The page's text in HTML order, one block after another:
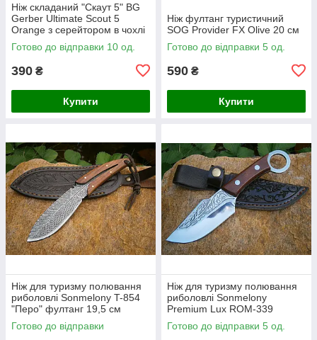
Ніж складаний "Скаут 5" BG
Gerber Ultimate Scout 5
Оrange з серейтором в чохлі
21,5 см
Готово до відправки 10 од.
390 ₴
Купити
Ніж фултанг туристичний
SOG Provider FX Olive 20 см
Готово до відправки 5 од.
590 ₴
Купити
Ніж для туризму полювання
риболовлі Sonmelony T-854
"Перо" фултанг 19,5 см
Готово до відправки
Ніж для туризму полювання
риболовлі Sonmelony
Рremium Lux ROM-339
фултанг 20 см
Готово до відправки 5 од.